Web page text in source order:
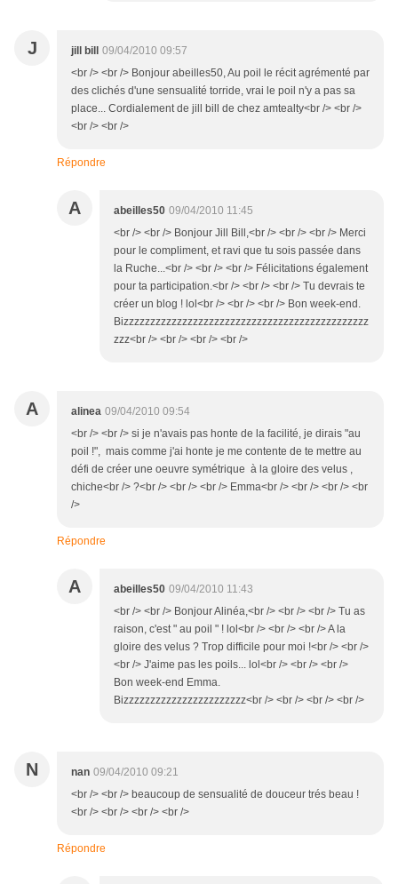
J jill bill
09/04/2010 09:57
<br /> <br /> Bonjour abeilles50, Au poil le récit agrémenté par
des clichés d'une sensualité torride, vrai le poil n'y a pas sa
place... Cordialement de jill bill de chez amtealty<br /> <br />
<br /> <br />
Répondre
A abeilles50 09/04/2010 11:45
<br /> <br /> Bonjour Jill Bill,<br /> <br /> <br /> Merci
pour le compliment, et ravi que tu sois passée dans
la Ruche...<br /> <br /> <br /> Félicitations également
pour ta participation.<br /> <br /> <br /> Tu devrais te
créer un blog ! lol<br /> <br /> <br /> Bon week-end.
Bizzzzzzzzzzzzzzzzzzzzzzzzzzzzzzzzzzzzzzzzzzzzzz
zzz<br /> <br /> <br /> <br />
A alinea 09/04/2010 09:54
<br /> <br /> si je n'avais pas honte de la facilité, je dirais "au
poil !", mais comme j'ai honte je me contente de te mettre au
défi de créer une oeuvre symétrique à la gloire des velus ,
chiche<br /> ?<br /> <br /> <br /> Emma<br /> <br /> <br /> <br
/>
Répondre
A abeilles50 09/04/2010 11:43
<br /> <br /> Bonjour Alinéa,<br /> <br /> <br /> Tu as
raison, c'est " au poil " ! lol<br /> <br /> <br /> A la
gloire des velus ? Trop difficile pour moi !<br /> <br />
<br /> J'aime pas les poils... lol<br /> <br /> <br />
Bon week-end Emma.
Bizzzzzzzzzzzzzzzzzzzzzzz<br /> <br /> <br /> <br />
N nan 09/04/2010 09:21
<br /> <br /> beaucoup de sensualité de douceur trés beau !
<br /> <br /> <br /> <br />
Répondre